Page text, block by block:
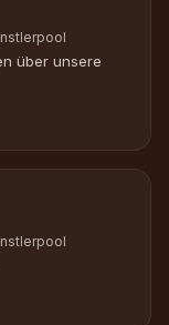
über unsere